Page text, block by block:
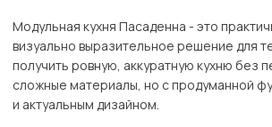
Модульная кухня Пасаденна - это
визуально выразительное решение для
получить ровную, аккуратную кухню без
сложные материалы, но с продуманной
и актуальным дизайном.